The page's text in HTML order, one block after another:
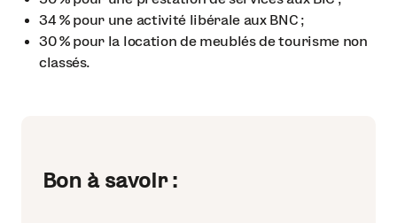
34 % pour une activité libérale aux BNC ;
30 % pour la location de meublés de tourisme non
classés.
Bon à savoir :